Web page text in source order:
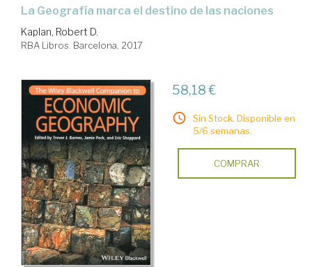
la Geografía marca el destino de las naciones
Kaplan, Robert D.
RBA Libros. Barcelona, 2017
58,18 €
Sin Stock. Disponible en
5/6 semanas.
COMPRAR